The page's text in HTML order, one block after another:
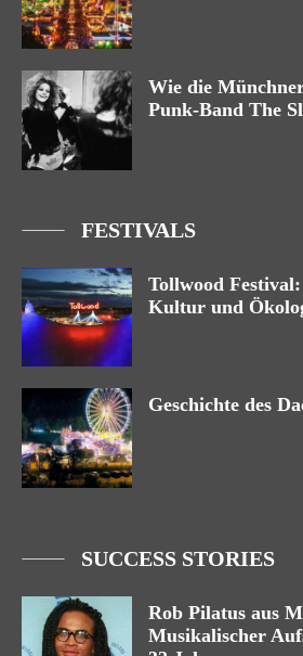
Wie die
Punk-Band The
FESTIVALS
Tollwood
Kultur und
Geschichte des
SUCCESS STORIES
Rob Pilatus aus
Musikalischer